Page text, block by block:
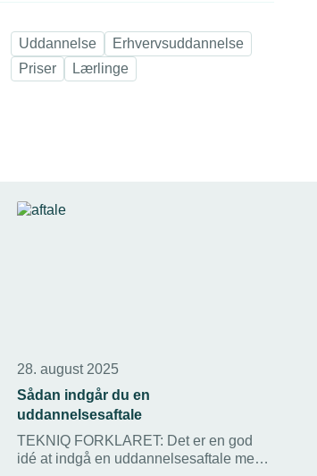
Uddannelse
Erhvervsuddannelse
Priser
Lærlinge
28. august 2025
Sådan indgår du en
uddannelsesaftale
TEKNIQ FORKLARET: Det er en god
idé at indgå en uddannelsesaftale med